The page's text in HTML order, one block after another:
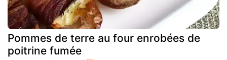
Pommes de terre au four enrobées de
poitrine fumée